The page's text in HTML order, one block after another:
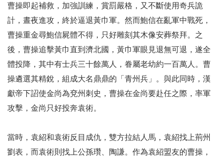
曹操即起補救，加強訓練，賞罰嚴格，又不斷使用奇兵詭
計，晝夜進攻，終於逼退黃巾軍。然而鮑信在亂軍中戰死，
曹操重金尋鮑信屍體不得，只好雕刻其木像安葬祭拜。之
後，曹操追擊黃巾直到濟北國，黃巾軍眼見退無可退，遂全
體投降，其中有士兵三十餘萬人，眷屬老幼約一百萬人。曹
操遴選其精銳，組成大名鼎鼎的「青州兵」。與此同時，漢
獻帝下詔使金尚為兗州刺史，曹操在金尚要赴任之際，率軍
攻擊，金尚只好投奔袁術。
當時，袁紹和袁術反目成仇，雙方拉結人馬，袁紹找上荊州
劉表，而袁術則找上公孫瓚、陶謙。作為袁紹盟友的曹操，